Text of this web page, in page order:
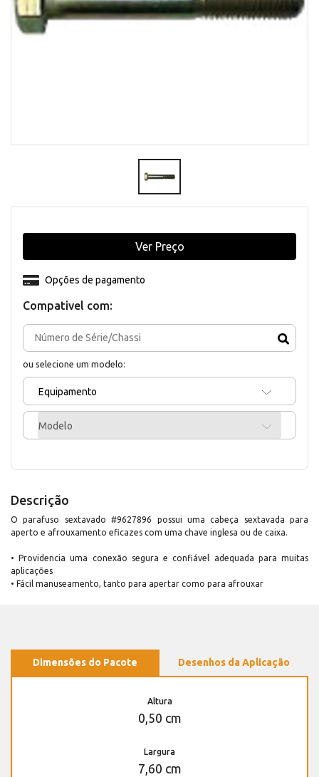
Compativel com:
ou selecione um modelo:
Equipamento
Modelo
Opções de pagamento
Ver Preço
Descrição
O parafuso sextavado #9627896 possui uma cabeça sextavada para
aperto e afrouxamento eficazes com uma chave inglesa ou de caixa.
• Providencia uma conexão segura e confiável adequada para muitas
aplicações
• Fácil manuseamento, tanto para apertar como para afrouxar
Dimensões do Pacote Desenhos da Aplicação
Altura
0,50 cm
Largura
7,60 cm